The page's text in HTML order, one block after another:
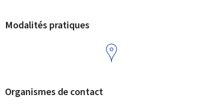
Modalités pratiques
Organismes de contact